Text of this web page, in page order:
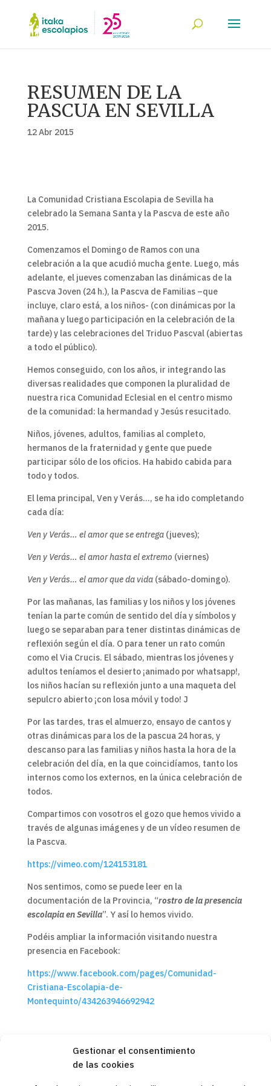
Gestionar el consentimiento
de las cookies
RESUMEN DE LA
PASCUA EN SEVILLA
12 Abr 2015
La Comunidad Cristiana Escolapia de Sevilla ha
celebrado la Semana Santa y la Pascva de este año
2015.
Comenzamos el Domingo de Ramos con una
celebración a la que acudió mucha gente. Luego, más
adelante, el jueves comenzaban las dinámicas de la
Pascva Joven (24 h.), la Pascva de Familias –que
incluye, claro está, a los niños- (con dinámicas por la
mañana y luego participación en la celebración de la
tarde) y las celebraciones del Triduo Pascval (abiertas
a todo el público).
Hemos conseguido, con los años, ir integrando las
diversas realidades que componen la pluralidad de
nuestra rica Comunidad Eclesial en el centro mismo
de la comunidad: la hermandad y Jesús resucitado.
Niños, jóvenes, adultos, familias al completo,
hermanos de la fraternidad y gente que puede
participar sólo de los oficios. Ha habido cabida para
todo y todos.
El lema principal, Ven y Verás…, se ha ido completando
cada día:
Ven y Verás… el amor que se entrega(jueves);
Ven y Verás… el amor hasta el extremo (viernes)
Ven y Verás… el amor que da vida(sábado-domingo).
Por las mañanas, las familias y los niños y los jóvenes
tenían la parte común de sentido del día y símbolos y
luego se separaban para tener distintas dinámicas de
reflexión según el día. O para tener un rato común
como el Via Crucis. El sábado, mientras los jóvenes y
adultos teníamos el desierto ¡animado por whatsapp!,
los niños hacían su reflexión junto a una maqueta del
sepulcro abierto ¡con losa móvil y todo! J
Por las tardes, tras el almuerzo, ensayo de cantos y
otras dinámicas para los de la pascua 24 horas, y
descanso para las familias y niños hasta la hora de la
celebración del día, en la que coincidíamos, tanto los
internos como los externos, en la única celebración de
todos.
Compartimos con vosotros el gozo que hemos vivido a
través de algunas imágenes y de un vídeo resumen de
la Pascva.
https://vimeo.com/124153181
Nos sentimos, como se puede leer en la
documentación de la Provincia, “rostro de la presencia
escolapia en Sevilla”. Y así lo hemos vivido.
Podéis ampliar la información visitando nuestra
presencia en Facebook:
https://www.facebook.com/pages/Comunidad-
Cristiana-Escolapia-de-
Montequinto/434263946692942
Copyleft 2025Itaka-Escolapios